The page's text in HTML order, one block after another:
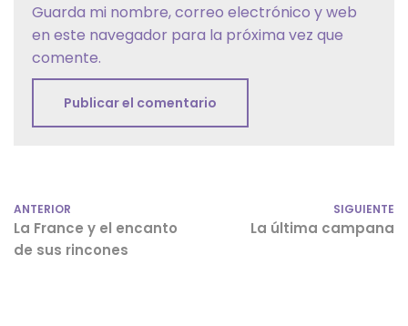
Guarda mi nombre, correo electrónico y web
en este navegador para la próxima vez que
comente.
ANTERIOR
La France y el encanto
de sus rincones
SIGUIENTE
La última campana